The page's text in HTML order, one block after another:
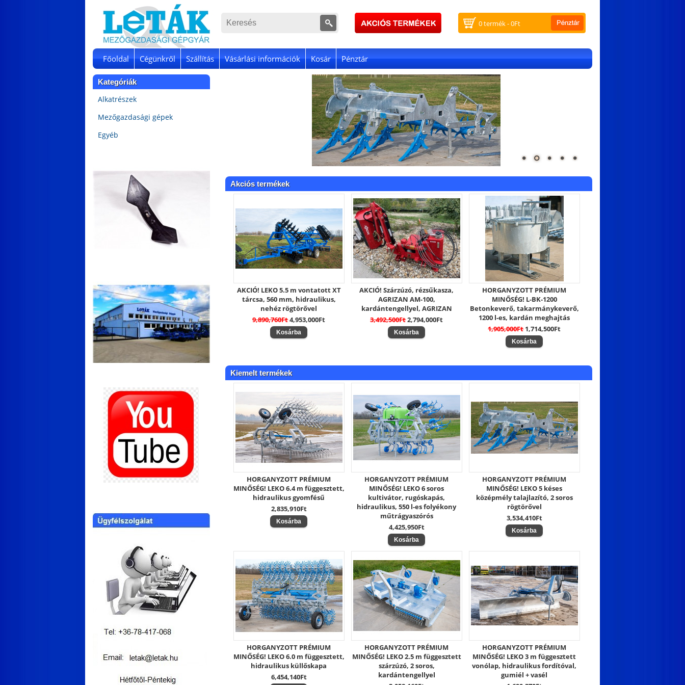
0 termék - 0Ft
Főoldal Cégünkről Szállítás Vásárlási információk Kosár Pénztár
Kategóriák
Alkatrészek
Mezőgazdasági gépek
Egyéb
Akciós termékek
AKCIÓ! LEKO 5.5 m vontatott XT
tárcsa, 560 mm, hidraulikus,
nehéz rögtörővel
9,890,760Ft4,953,000Ft
AKCIÓ! Szárzúzó, rézsűkasza,
AGRIZAN AM-100,
kardántengellyel, AGRIZAN
3,492,500Ft2,794,000Ft
HORGANYZOTT PRÉMIUM
MINŐSÉG! L-BK-1200
Betonkeverő, takarmánykeverő,
1200 l-es, kardán meghajtás
1,905,000Ft 1,714,500Ft
Kiemelt termékek
HORGANYZOTT PRÉMIUM
MINŐSÉG! LEKO 6.4 m függesztett,
hidraulikus gyomfésű
2,835,910Ft
HORGANYZOTT PRÉMIUM
MINŐSÉG! LEKO 6 soros
kultivátor, rugóskapás,
hidraulikus, 550 l-es folyékony
műtrágyaszórós
4,425,950Ft
HORGANYZOTT PRÉMIUM
MINŐSÉG! LEKO 5 késes
középmély talajlazító, 2 soros
rögtörővel
3,534,410Ft
HORGANYZOTT PRÉMIUM
MINŐSÉG! LEKO 6.0 m függesztett,
hidraulikus küllőskapa
6,454,140Ft
HORGANYZOTT PRÉMIUM
MINŐSÉG! LEKO 2.5 m függesztett
szárzúzó, 2 soros,
kardántengellyel
HORGANYZOTT PRÉMIUM
MINŐSÉG! LEKO 3 m függesztett
vonólap, hidraulikus fordítóval,
gumiél + vasél